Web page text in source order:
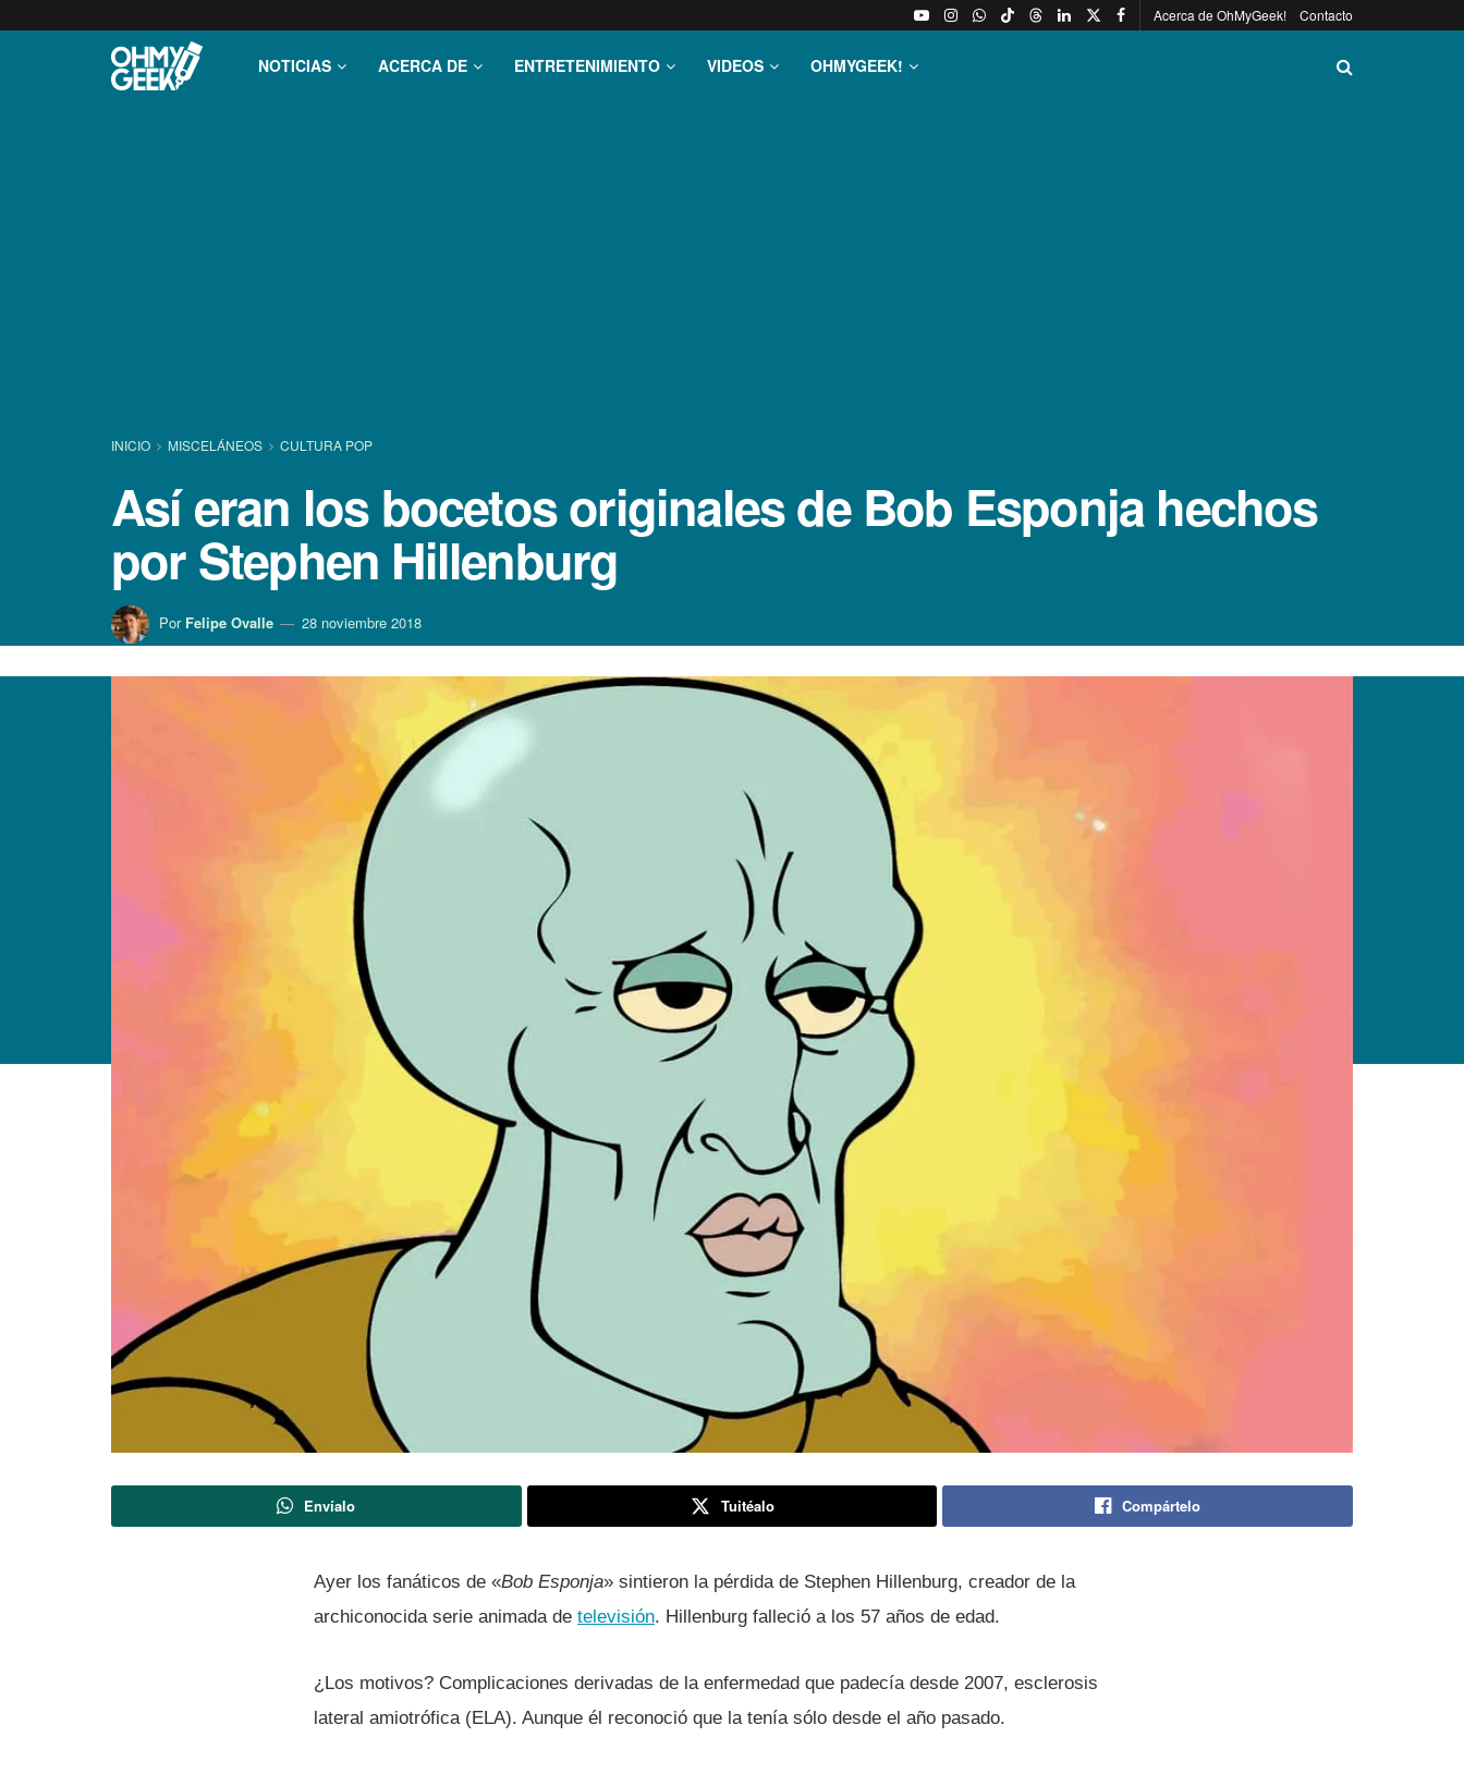
Acerca de OhMyGeek! Contacto
NOTICIAS ACERCA DE ENTRETENIMIENTO VIDEOS OHMYGEEK!
INICIO MISCELÁNEOS CULTURA POP
Así­ eran los bocetos originales de Bob Esponja hechos
por Stephen Hillenburg
Por Felipe Ovalle 28 noviembre 2018
Envíalo Tuitéalo Compártelo
Ayer los fanáticos de «Bob Esponja» sintieron la pérdida de Stephen Hillenburg, creador de la
archiconocida serie animada de televisión. Hillenburg falleció a los 57 años de edad.
¿Los motivos? Complicaciones derivadas de la enfermedad que padecí­a desde 2007, esclerosis
lateral amiotrófica (ELA). Aunque él reconoció que la tení­a sólo desde el año pasado.